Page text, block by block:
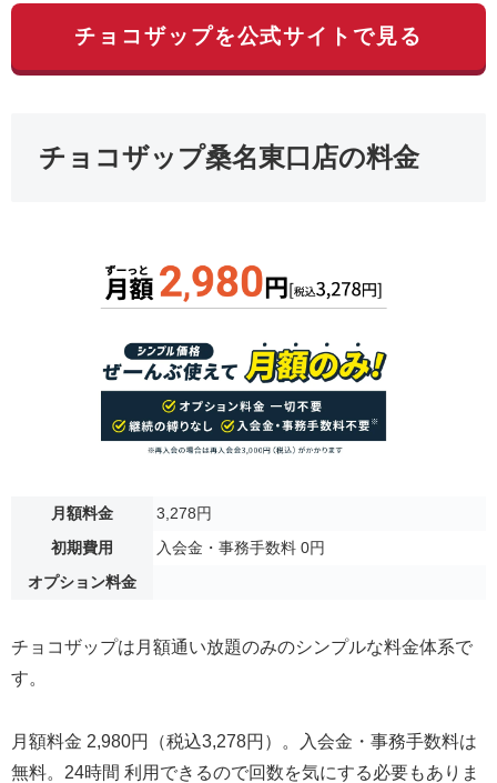
チョコザップを公式サイトで見る
チョコザップ桑名東口店の料金
月額料金
3,278円
初期費用
入会金・事務手数料 0円
オプション料金
チョコザップは月額通い放題のみのシンプルな料金体系で
す。
月額料金 2,980円（税込3,278円）。入会金・事務手数料は
無料。24時間 利用できるので回数を気にする必要もありま